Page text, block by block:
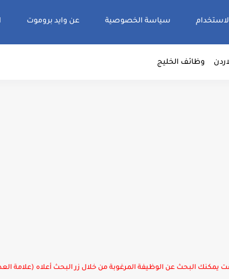
سياسة الخصوصية عن وايد بروموت
وظائف الخليج
يمكنك البحث عن الوظيفة المرغوبة من خلال زر البحث أعلاه (علامة